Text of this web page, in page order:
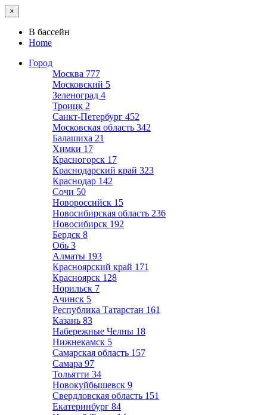
×
В бассейн
Home
Город
Москва 777
Московский 5
Зеленоград 4
Троицк 2
Санкт-Петербург 452
Московская область 342
Балашиха 21
Химки 17
Красногорск 17
Краснодарский край 323
Краснодар 142
Сочи 50
Новороссийск 15
Новосибирская область 236
Новосибирск 192
Бердск 8
Обь 3
Алматы 193
Красноярский край 171
Красноярск 128
Норильск 7
Ачинск 5
Республика Татарстан 161
Казань 83
Набережные Челны 18
Нижнекамск 5
Самарская область 157
Самара 97
Тольятти 34
Новокуйбышевск 9
Свердловская область 151
Екатеринбург 84